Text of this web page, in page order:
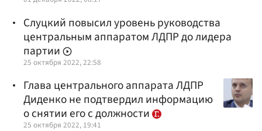
Слуцкий повысил уровень руководства
центральным аппаратом ЛДПР до лидера
партии
25 октября 2022, 22:58
Глава центрального аппарата ЛДПР
Диденко не подтвердил информацию
о снятии его с должности
25 октября 2022, 19:41